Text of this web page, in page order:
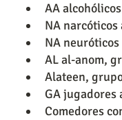
AA
NA
NA
AL al-anom,
Alateen,
GA jugadores
Comedores